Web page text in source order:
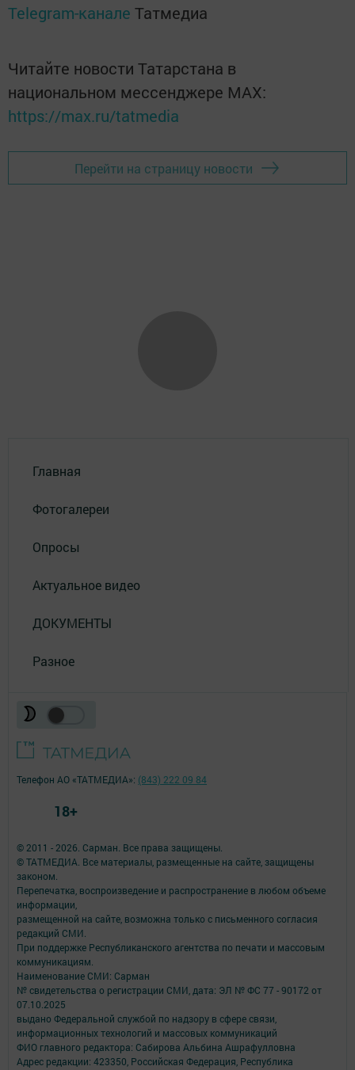
Telegram-канале Татмедиа
Читайте новости Татарстана в
национальном мессенджере MАХ:
https://max.ru/tatmedia
Перейти на страницу новости
Главная
Фотогалереи
Опросы
Актуальное видео
ДОКУМЕНТЫ
Разное
© 2011 - 2026. Сарман. Все права защищены.
© ТАТМЕДИА. Все материалы, размещенные на сайте, защищены
законом.
Перепечатка, воспроизведение и распространение в любом объеме
информации,
размещенной на сайте, возможна только с письменного согласия
редакций СМИ.
При поддержке Республиканского агентства по печати и массовым
коммуникациям.
Наименование СМИ: Сарман
№ свидетельства о регистрации СМИ, дата: ЭЛ № ФС 77 - 90172 от
07.10.2025
выдано Федеральной службой по надзору в сфере связи,
информационных технологий и массовых коммуникаций
ФИО главного редактора: Сабирова Альбина Ашрафулловна
Адрес редакции: 423350, Российская Федерация, Республика
Телефон АО «ТАТМЕДИА»: (843) 222 09 84
18+